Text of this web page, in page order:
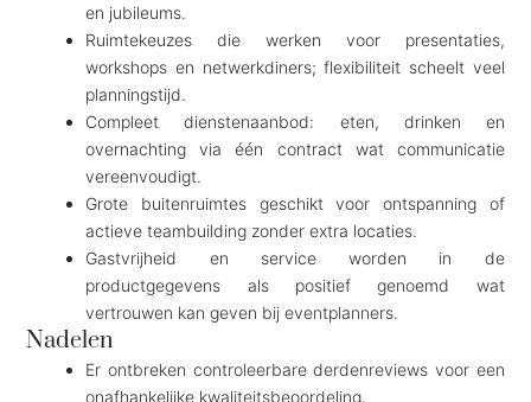
en jubileums.
Ruimtekeuzes die werken voor presentaties,
workshops en netwerkdiners; flexibiliteit scheelt veel
planningstijd.
Compleet dienstenaanbod: eten, drinken en
overnachting via één contract wat communicatie
vereenvoudigt.
Grote buitenruimtes geschikt voor ontspanning of
actieve teambuilding zonder extra locaties.
Gastvrijheid en service worden in de
productgegevens als positief genoemd wat
vertrouwen kan geven bij eventplanners.
Nadelen
Er ontbreken controleerbare derdenreviews voor een
onafhankelijke kwaliteitsbeoordeling.